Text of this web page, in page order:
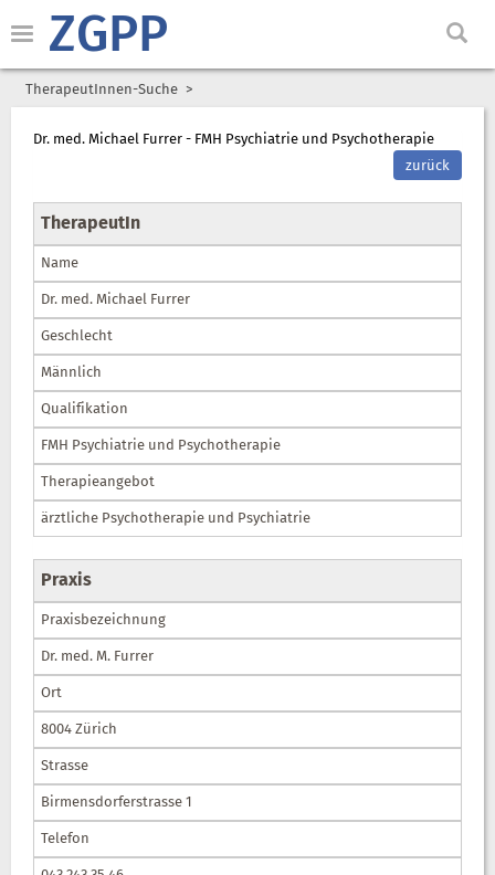
ZGPP
TherapeutInnen-Suche
Dr. med. Michael Furrer - FMH Psychiatrie und Psychotherapie
zurück
TherapeutIn
Name
Dr. med. Michael Furrer
Geschlecht
Männlich
Qualifikation
FMH Psychiatrie und Psychotherapie
Therapieangebot
ärztliche Psychotherapie und Psychiatrie
Praxis
Praxisbezeichnung
Dr. med. M. Furrer
Ort
8004 Zürich
Strasse
Birmensdorferstrasse 1
Telefon